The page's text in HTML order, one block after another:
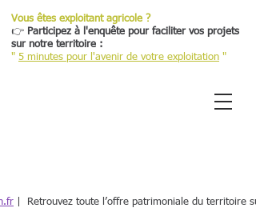
Vous êtes exploitant agricole ?
👉 Participez à l'enquête pour faciliter vos projets
sur notre territoire :
" 5 minutes pour l'avenir de votre exploitation "
| Retrouvez toute l’offre patrimoniale du territoire